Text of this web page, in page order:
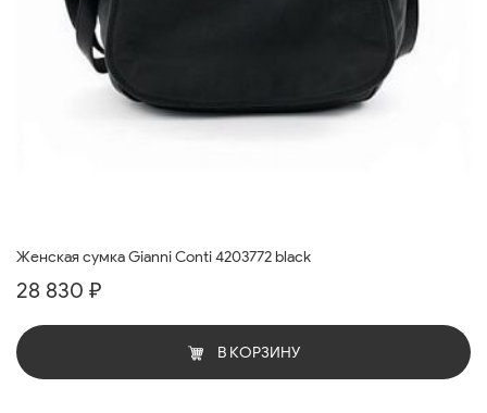
Женская сумка Gianni Conti 4203772 black
28 830 ₽
В КОРЗИНУ